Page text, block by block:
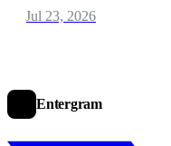
Jul 23, 2026
Entergram